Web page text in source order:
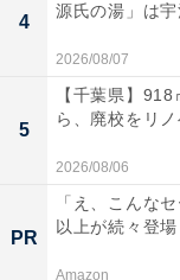
4
源氏の湯」は
2026/08/07
5
【千葉県】
ら、廃校をリ
2026/08/06
PR
「え、こんな
以上が続々登
Amazon